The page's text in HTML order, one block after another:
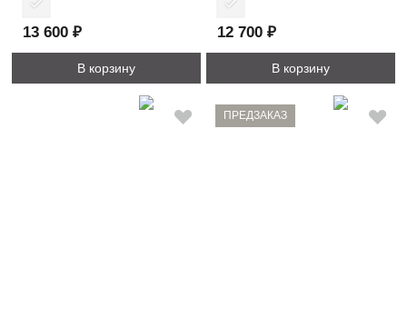
13 600 ₽
В корзину
12 700 ₽
В корзину
ПРЕДЗАКАЗ